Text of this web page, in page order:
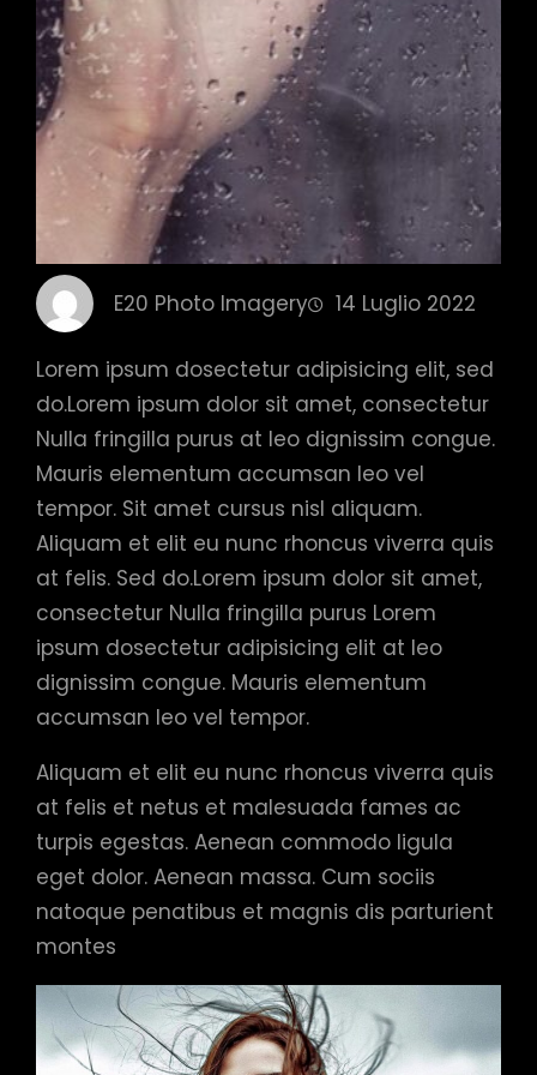
E20 Photo Imagery 14 Luglio 2022
Lorem ipsum dosectetur adipisicing elit, sed
do.Lorem ipsum dolor sit amet, consectetur
Nulla fringilla purus at leo dignissim congue.
Mauris elementum accumsan leo vel
tempor. Sit amet cursus nisl aliquam.
Aliquam et elit eu nunc rhoncus viverra quis
at felis. Sed do.Lorem ipsum dolor sit amet,
consectetur Nulla fringilla purus Lorem
ipsum dosectetur adipisicing elit at leo
dignissim congue. Mauris elementum
accumsan leo vel tempor.
Aliquam et elit eu nunc rhoncus viverra quis
at felis et netus et malesuada fames ac
turpis egestas. Aenean commodo ligula
eget dolor. Aenean massa. Cum sociis
natoque penatibus et magnis dis parturient
montes